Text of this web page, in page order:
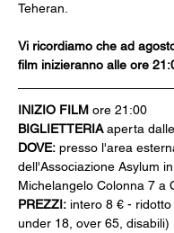
Teheran.
Vi ricordiamo che ad
film inizieranno alle ore
INIZIO FILM ore 21:00
BIGLIETTERIA aperta
DOVE: presso l'area
dell'Associazione Asylum
Michelangelo Colonna 7 a
PREZZI: intero 8 € - ridotto
under 18, over 65, disabili)